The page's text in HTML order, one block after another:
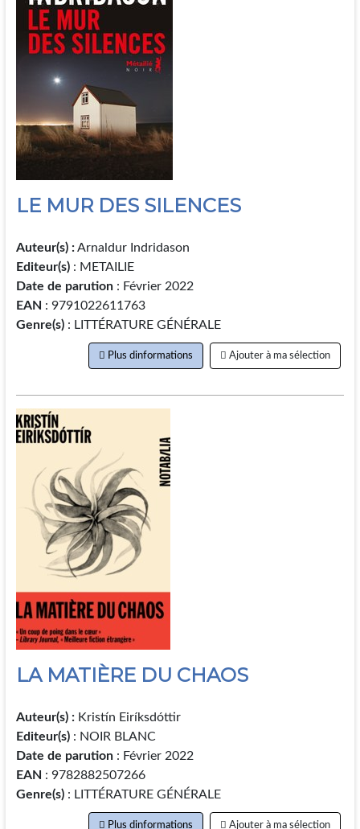
LE MUR DES SILENCES
Auteur(s) :Arnaldur Indridason
Editeur(s) : METAILIE
Date de parution: Février 2022
EAN : 9791022611763
Genre(s): LITTÉRATURE GÉNÉRALE
Plus dinformations Ajouter à ma sélection
LA MATIÈRE DU CHAOS
Auteur(s) :Kristín Eiríksdóttir
Editeur(s) : NOIR BLANC
Date de parution: Février 2022
EAN : 9782882507266
Genre(s): LITTÉRATURE GÉNÉRALE
Plus dinformations Ajouter à ma sélection